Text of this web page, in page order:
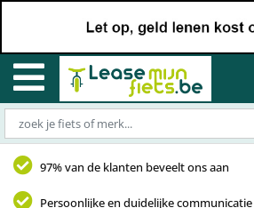
97% van de klanten beveelt ons aan
Persoonlijke en duidelijke communicatie